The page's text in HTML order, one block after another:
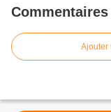
Commentaires
Ajouter